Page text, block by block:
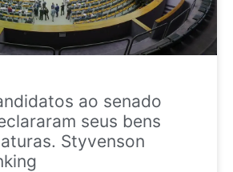
ao senado
seus bens
Styvenson